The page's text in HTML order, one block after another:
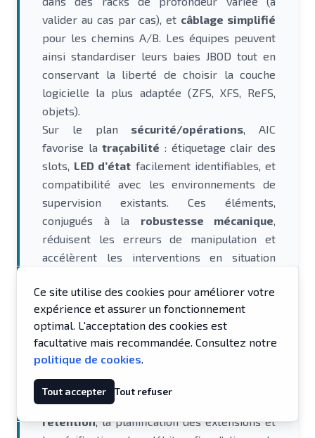
valider au cas par cas), et câblage simplifié
pour les chemins A/B. Les équipes peuvent
ainsi standardiser leurs baies JBOD tout en
conservant la liberté de choisir la couche
logicielle la plus adaptée (ZFS, XFS, ReFS,
objets).
Sur le plan sécurité/opérations, AIC
favorise latraçabilité : étiquetage clair des
slots, LED d’état facilement identifiables, et
compatibilité avec les environnements de
supervision existants. Ces éléments,
conjugués à la robustesse mécanique,
réduisent les erreurs de manipulation et
accélèrent les interventions en situation
Choisir unchâssis JBOD AIC IPC chez
Eurocapa , c’est opter pour une basehaute
densitéstable et pérenne, sur laquelle
construire une stratégie desauvegarde,
d’archivage froidou de
Nous accompagnons la validation des disques
(SAS/SATA), la définition des
rétention, la planification des extensions et
Ce site utilise des cookies pour améliorer votre
expérience et assurer un fonctionnement
optimal. L'acceptation des cookies est
facultative mais recommandée. Consultez notre
politique de cookies.
Tout accepter Tout refuser